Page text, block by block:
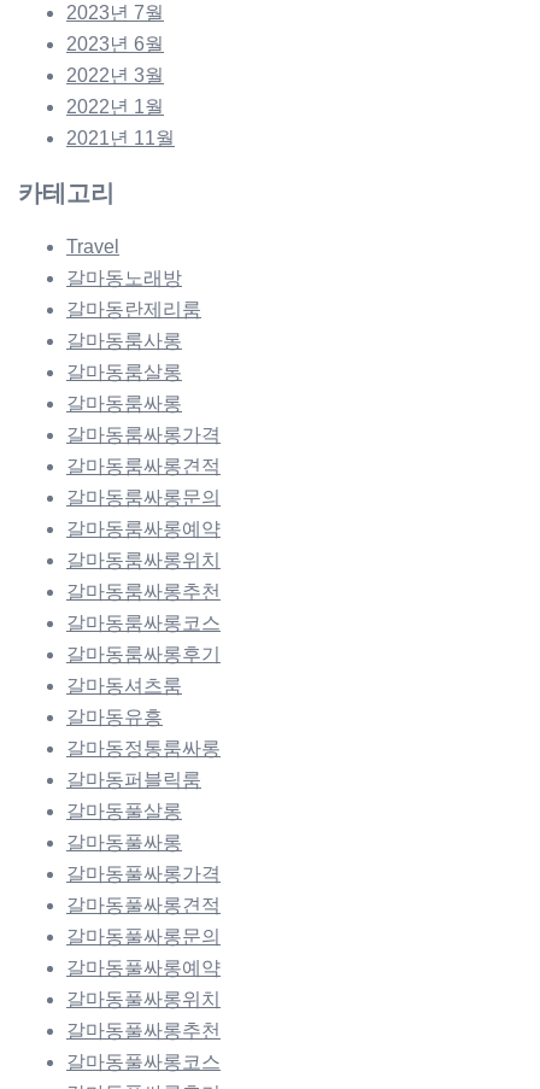
2023년 7월
2023년 6월
2022년 3월
2022년 1월
2021년 11월
카테고리
Travel
갈마동노래방
갈마동란제리룸
갈마동룸사롱
갈마동룸살롱
갈마동룸싸롱
갈마동룸싸롱가격
갈마동룸싸롱견적
갈마동룸싸롱문의
갈마동룸싸롱예약
갈마동룸싸롱위치
갈마동룸싸롱추천
갈마동룸싸롱코스
갈마동룸싸롱후기
갈마동셔츠룸
갈마동유흥
갈마동정통룸싸롱
갈마동퍼블릭룸
갈마동풀살롱
갈마동풀싸롱
갈마동풀싸롱가격
갈마동풀싸롱견적
갈마동풀싸롱문의
갈마동풀싸롱예약
갈마동풀싸롱위치
갈마동풀싸롱추천
갈마동풀싸롱코스